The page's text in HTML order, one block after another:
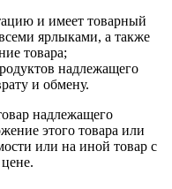
и имеет товарный
ярлыками, а также
товара;
надлежащего
и обмену.
надлежащего
этого товара или
или на иной товар с